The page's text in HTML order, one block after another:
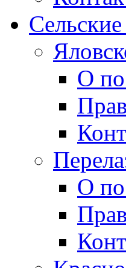
О
О